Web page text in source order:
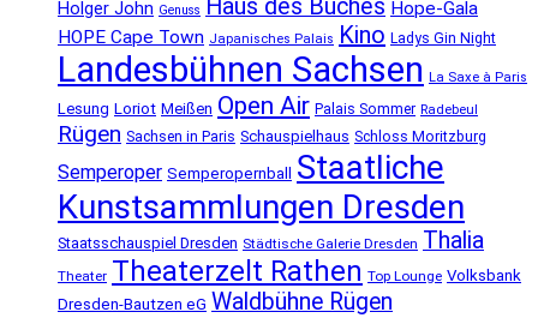
Holger John Genuss Haus des Buches Hope-Gala
HOPE Cape Town Japanisches Palais Kino Ladys Gin Night
Landesbühnen Sachsen La Saxe à Paris
Lesung Loriot Meißen Open Air Palais Sommer Radebeul
Rügen Sachsen in Paris Schauspielhaus Schloss Moritzburg
Semperoper Semperopernball
Staatliche
Kunstsammlungen Dresden
Staatsschauspiel Dresden Städtische Galerie Dresden Thalia
Theater Theaterzelt Rathen Top Lounge Volksbank
Dresden-Bautzen eG Waldbühne Rügen